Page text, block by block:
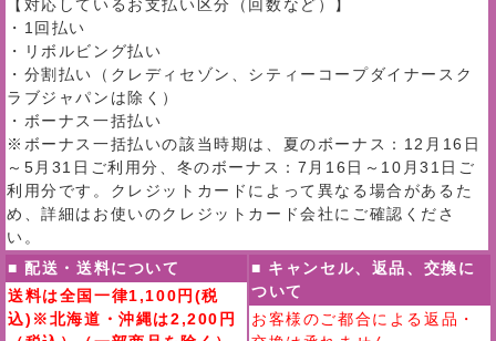
【対応しているお支払い区分（回数など）】
・1回払い
・リボルビング払い
・分割払い（クレディセゾン、シティーコープダイナースク
ラブジャパンは除く）
・ボーナス一括払い
※ボーナス一括払いの該当時期は、夏のボーナス：12月16日
～5月31日ご利用分、冬のボーナス：7月16日～10月31日ご
利用分です。クレジットカードによって異なる場合があるた
め、詳細はお使いのクレジットカード会社にご確認くださ
い。
■ 配送・送料について
送料は全国一律1,100円(税
込)※北海道・沖縄は2,200円
■ キャンセル、返品、交換に
ついて
お客様のご都合による返品・